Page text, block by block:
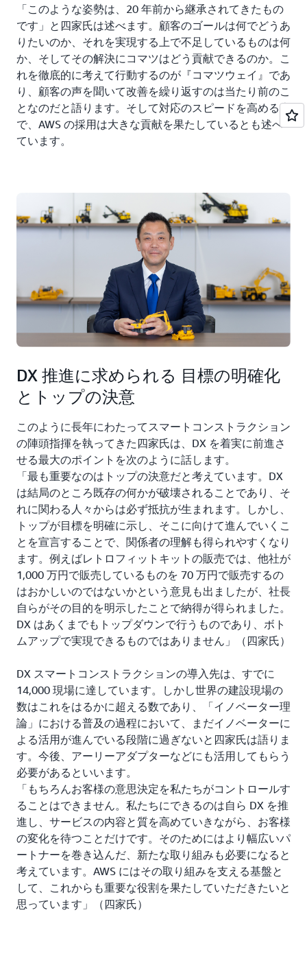
「このような姿勢は、20 年前から継承されてきたもの
です」と四家氏は述べます。顧客のゴールは何でどうあ
りたいのか、それを実現する上で不足しているものは何
か、そしてその解決にコマツはどう貢献できるのか。こ
れを徹底的に考えて行動するのが『コマツウェイ』であ
り、顧客の声を聞いて改善を繰り返すのは当たり前のこ
となのだと語ります。そして対応のスピードを高める上
で、AWS の採用は大きな貢献を果たしているとも述べ
ています。
DX 推進に求められる 目標の明確化
とトップの決意
このように長年にわたってスマートコンストラクション
の陣頭指揮を執ってきた四家氏は、DX を着実に前進さ
せる最大のポイントを次のように話します。
「最も重要なのはトップの決意だと考えています。DX
は結局のところ既存の何かが破壊されることであり、そ
れに関わる人々からは必ず抵抗が生まれます。しかし、
トップが目標を明確に示し、そこに向けて進んでいくこ
とを宣言することで、関係者の理解も得られやすくなり
ます。例えばレトロフィットキットの販売では、他社が
1,000 万円で販売しているものを 70 万円で販売するの
はおかしいのではないかという意見も出ましたが、社長
自らがその目的を明示したことで納得が得られました。
DX はあくまでもトップダウンで行うものであり、ボト
ムアップで実現できるものではありません」（四家氏）
DX スマートコンストラクションの導入先は、すでに
14,000 現場に達しています。しかし世界の建設現場の
数はこれをはるかに超える数であり、「イノベーター理
論」における普及の過程において、まだイノベーターに
よる活用が進んでいる段階に過ぎないと四家氏は語りま
す。今後、アーリーアダプターなどにも活用してもらう
必要があるといいます。
「もちろんお客様の意思決定を私たちがコントロールす
ることはできません。私たちにできるのは自ら DX を推
進し、サービスの内容と質を高めていきながら、お客様
の変化を待つことだけです。そのためにはより幅広いパ
ートナーを巻き込んだ、新たな取り組みも必要になると
考えています。AWS にはその取り組みを支える基盤と
して、これからも重要な役割を果たしていただきたいと
思っています」（四家氏）